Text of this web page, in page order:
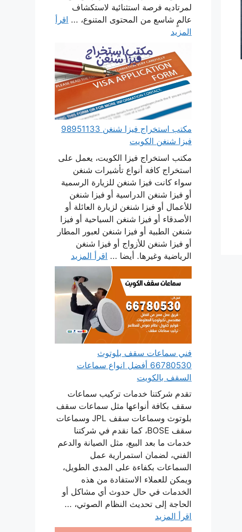
لمرتاديه فرصة استثنائية لاستكشاف
عالمٍ شاسع من المحتوى المتنوع، ... اقرأ
المزيد
مكتب استخراج فيزا شنغن 98951133
فيزا شنغن الكويت
مكتب استخراج فيزا الكويت، يعمل على
استخراج كافة أنواع تأشيرات شنغن
سواء كانت فيزا شنغن للزيارة الرسمية
أو فيزا شنغن الدراسية أو فيزا شنغن
للأعمال أو فيزا شنغن لزيارة العائلة أو
الأصدقاء أو فيزا شنغن السياحية أو فيزا
شنغن الطبية أو فيزا شنغن لعبور المطار
أو فيزا شنغن للأزواج أو فيزا شنغن
الرياضية وغيرها. أيضا ... اقرأ المزيد
فني سماعات سقف بلوتوث
66780530 أفضل انواع سماعات
السقف بالكويت
تقدم شركتنا خدمات تركيب سماعات
سقف بكافة أنواعها مثل سماعات سقف
بلوتوث وسماعات سقف JPL وسماعات
سقف BOSE، كما نقدم في شركتنا
خدمات ما بعد البيع، مثل الصيانة والدعم
الفني، لضمان استمرارية عمل
السماعات بكفاءة على المدى الطويل،
ويمكن للعملاء الاستفادة من هذه
الخدمات في حال حدوث أي مشاكل أو
الحاجة إلى تحديث النظام الصوتي، ...
اقرأ المزيد